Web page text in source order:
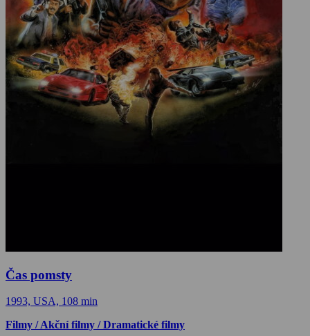
Čas pomsty
1993, USA, 108 min
Filmy / Akční filmy / Dramatické filmy